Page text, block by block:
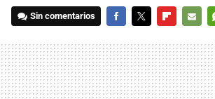
Sin comentarios
MAIL